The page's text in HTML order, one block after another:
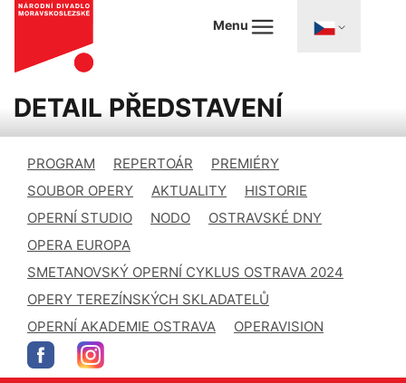
Menu
DETAIL PŘEDSTAVENÍ
PROGRAM REPERTOÁR
PREMIÉRY
SOUBOR OPERY
AKTUALITY
HISTORIE
OPERNÍ STUDIO
NODO
OSTRAVSKÉ DNY
OPERA EUROPA
SMETANOVSKÝ OPERNÍ CYKLUS OSTRAVA 2024
OPERY TEREZÍNSKÝCH SKLADATELŮ
OPERNÍ AKADEMIE OSTRAVA
OPERAVISION